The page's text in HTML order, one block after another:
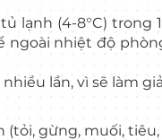
lạnh (4-8°C) trong
ngoài nhiệt độ
lần, vì sẽ làm
(tỏi, gừng, muối,